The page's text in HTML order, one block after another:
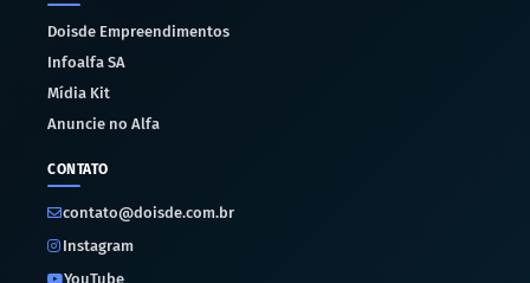
Doisde Empreendimentos
Infoalfa SA
Mídia Kit
Anuncie no Alfa
CONTATO
contato@doisde.com.br
Instagram
YouTube